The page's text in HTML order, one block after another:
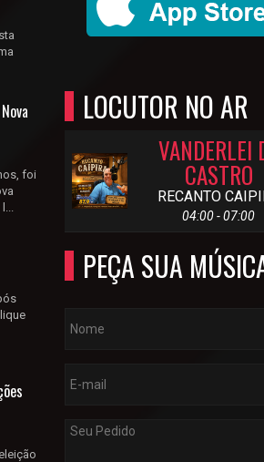
foi
LOCUTOR NO AR
VANDERLEI
CASTRO
RECANTO
04:00 - 07:00
PEÇA SUA